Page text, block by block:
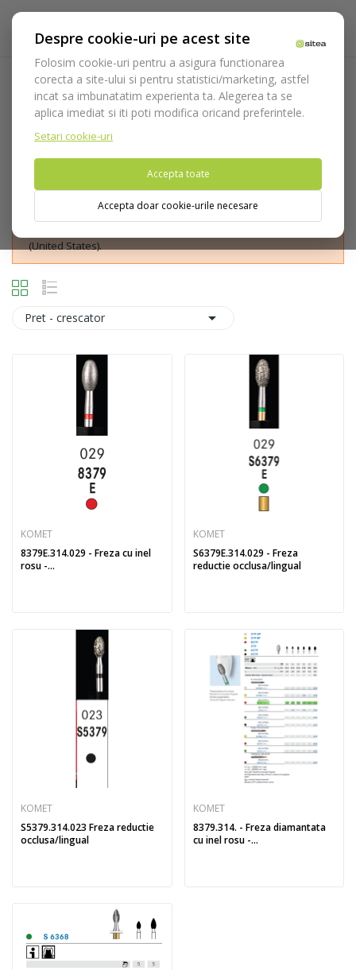
Despre cookie-uri pe acest site
Folosim cookie-uri pentru a asigura functionarea
corecta a site-ului si pentru statistici/marketing, astfel
incat sa imbunatatim experienta ta. Alegerea ta se
aplica imediat si iti poti modifica oricand preferintele.
Setari cookie-uri
Accepta toate
Accepta doar cookie-urile necesare
Occlusal/lingual
Acasa Consumabile Freze
Freze diamantate
(United States).
Pret - crescator 
KOMET
8379E.314.029 - Freza cu inel
rosu -...
KOMET
S6379E.314.029 - Freza
reductie occlusa/lingual
KOMET
S5379.314.023 Freza reductie
occlusa/lingual
KOMET
8379.314. - Freza diamantata
cu inel rosu -...